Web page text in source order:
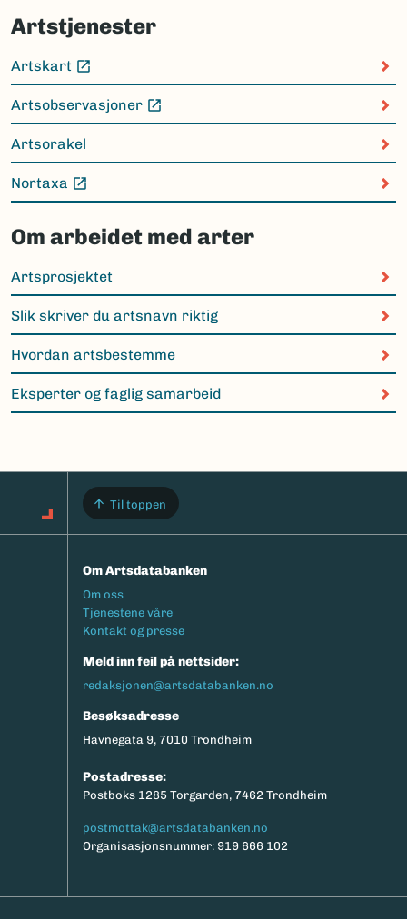
Artstjenester
Artskart
(Ekstern lenke)
Artsobservasjoner
(Ekstern lenke)
Artsorakel
Nortaxa
(Ekstern lenke)
Om arbeidet med arter
Artsprosjektet
Slik skriver du artsnavn riktig
Hvordan artsbestemme
Eksperter og faglig samarbeid
Til toppen
Om Artsdatabanken
Footermeny
Om oss
Tjenestene våre
Kontakt og presse
Meld inn feil på nettsider:
redaksjonen@artsdatabanken.no
Besøksadresse
Havnegata 9, 7010 Trondheim
Postadresse:
Postboks 1285 Torgarden, 7462 Trondheim
postmottak@artsdatabanken.no
Organisasjonsnummer: 919 666 102